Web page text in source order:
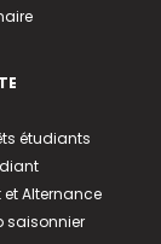
étudiants
Alternance
saisonnier